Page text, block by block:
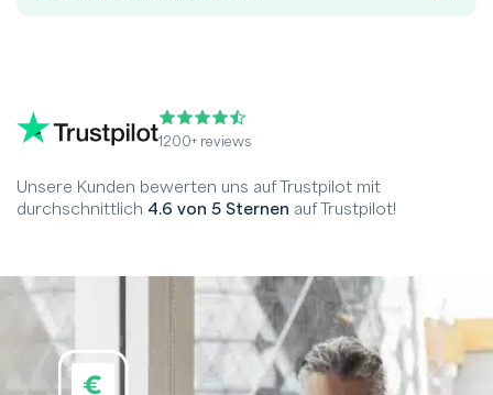
1200+ reviews
Unsere Kunden bewerten uns auf Trustpilot mit
durchschnittlich 4.6 von 5 Sternen auf Trustpilot!